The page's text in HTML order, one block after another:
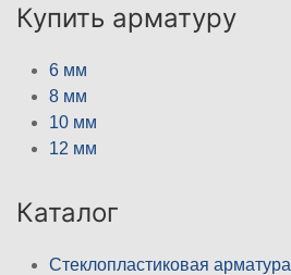
Купить арматуру
6 мм
8 мм
10 мм
12 мм
Каталог
Стеклопластиковая арматура